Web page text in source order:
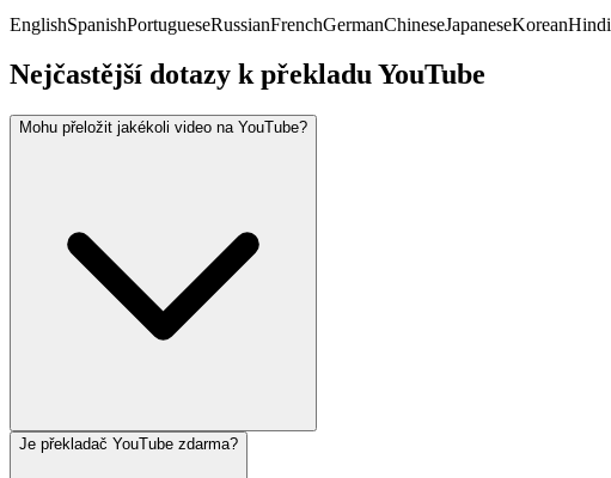
EnglishSpanishPortugueseRussianFrenchGermanChineseJapaneseKoreanHindi
Nejčastější dotazy k překladu YouTube
Mohu přeložit jakékoli video na YouTube?
Je překladač YouTube zdarma?